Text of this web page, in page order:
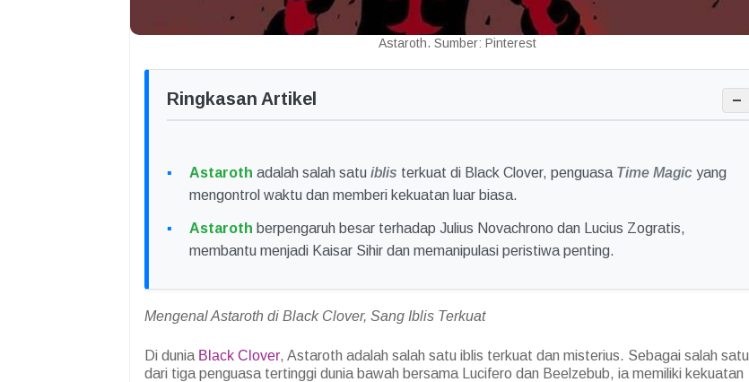
Astaroth. Sumber: Pinterest
Ringkasan Artikel −
Astaroth adalah salah satu iblis terkuat di Black Clover, penguasa Time Magic yang
mengontrol waktu dan memberi kekuatan luar biasa.
Astaroth berpengaruh besar terhadap Julius Novachrono dan Lucius Zogratis,
membantu menjadi Kaisar Sihir dan memanipulasi peristiwa penting.
Mengenal Astaroth di Black Clover, Sang Iblis Terkuat
Di dunia Black Clover, Astaroth adalah salah satu iblis terkuat dan misterius. Sebagai salah satu
dari tiga penguasa tertinggi dunia bawah bersama Lucifero dan Beelzebub, ia memiliki kekuatan